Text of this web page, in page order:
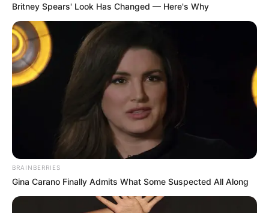
Britney Spears' Look Has Changed — Here's Why
BRAINBERRIES
Gina Carano Finally Admits What Some Suspected All Along